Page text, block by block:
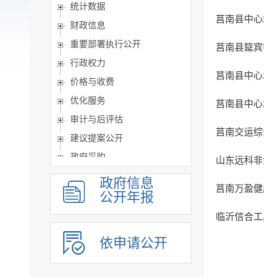
统计数据
财政信息
重要部署执行公开
行政权力
价格与收费
优化服务
审计与后评估
建议提案公开
政府采购
重点领域信息
公共企事业单位信息公开
公告公示
政府公报
基层政务公开标准目录
政府信息
公开年报
依申请公开
莒南县中
莒南县筵
莒南县中
莒南县中
莒南交运
山东远科
莒南万盈
临沂信合